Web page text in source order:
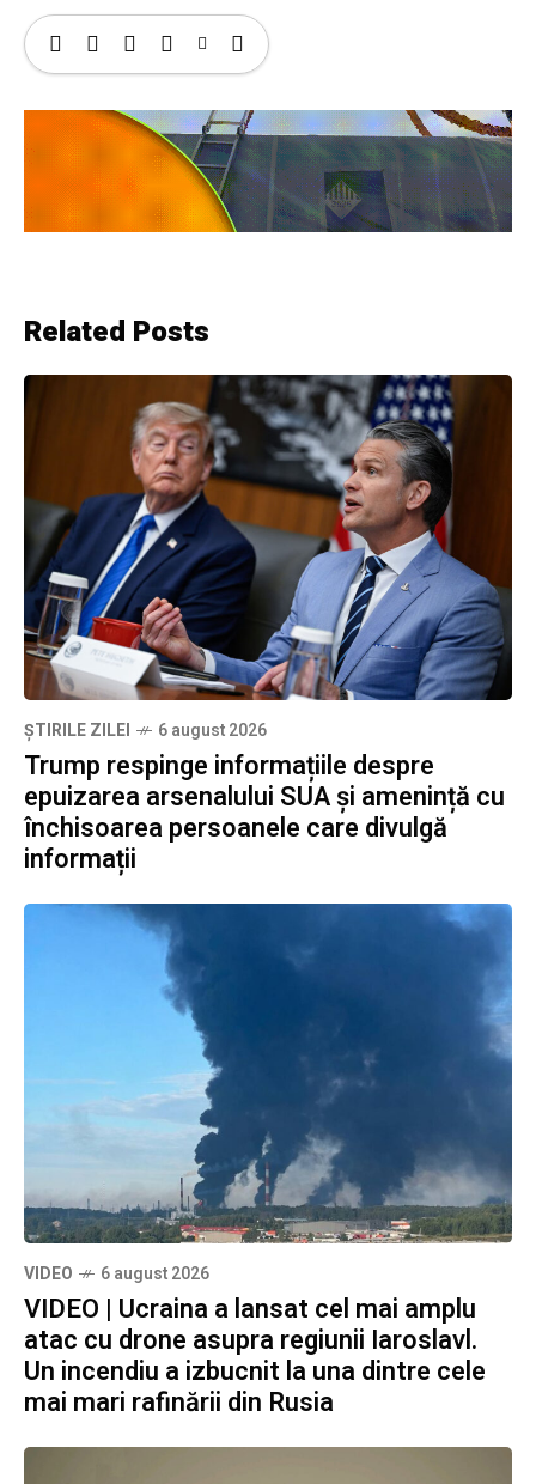
Related Posts
ȘTIRILE ZILEI 6 august 2026
Trump respinge informațiile despre
epuizarea arsenalului SUA și amenință cu
închisoarea persoanele care divulgă
informații
VIDEO 6 august 2026
VIDEO | Ucraina a lansat cel mai amplu
atac cu drone asupra regiunii Iaroslavl.
Un incendiu a izbucnit la una dintre cele
mai mari rafinării din Rusia